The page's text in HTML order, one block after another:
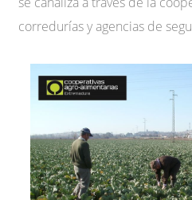
corredurías y agencias de